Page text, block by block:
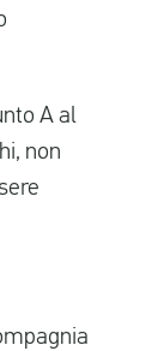
A al
non